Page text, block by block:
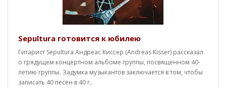
Sepultura готовится к юбилею
Гитарист Sepultura Андреас Киссер (Andreas Kisser) рассказал
о грядущем концертном альбоме группы, посвященном 40-
летию группы. Задумка музыкантов заключается в том, чтобы
записать 40 песен в 40 г..